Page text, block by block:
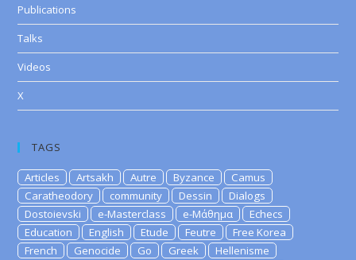
Publications
Talks
Videos
X
TAGS
Articles Artsakh Autre Byzance
Camus
Caratheodory
community Dessin
Dialogs
Dostoievski
e-Masterclass e-Μάθημα
Echecs
Education
English Etude Feutre
Free Korea
French
Genocide Go Greek
Hellenisme